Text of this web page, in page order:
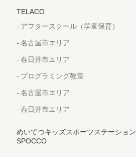
TELACO
アフタースクール（学童保育）
名古屋市エリア
春日井市エリア
プログラミング教室
名古屋市エリア
春日井市エリア
めいてつキッズスポーツステーション
SPOCCO